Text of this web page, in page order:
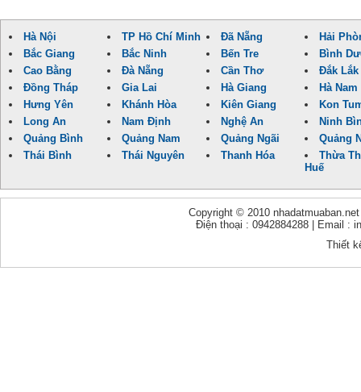
Hà Nội TP Hồ Chí Minh Đã Nẵng
Hải
Bắc Giang
Bắc Ninh Bến Tre
Bình
Cao Bằng
Đà Nẵng Cần Thơ
Đắk Lắk
Đồng Tháp
Gia Lai Hà Giang
Hà Nam
Hưng Yên
Khánh Hòa Kiên Giang
Kon
Long An
Nam Định Nghệ An
Ninh
Quảng Bình
Quảng Nam Quảng Ngãi
Quảng
Thái Bình
Thái Nguyên Thanh Hóa
Thừa
Huế
Copyright © 2010
Điện thoại : 0942884288 | Email :
Thiết